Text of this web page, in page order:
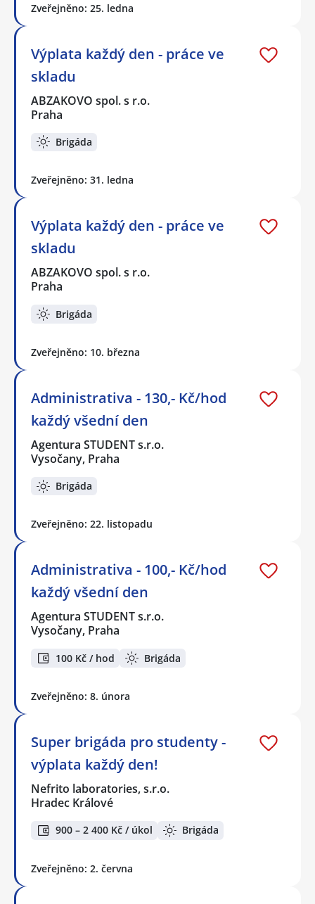
Zveřejněno: 25. ledna
Výplata každý den - práce ve
skladu
ABZAKOVO spol. s r.o.
Praha
Brigáda
Zveřejněno: 31. ledna
Výplata každý den - práce ve
skladu
ABZAKOVO spol. s r.o.
Praha
Brigáda
Zveřejněno: 10. března
Administrativa - 130,- Kč/hod
každý všední den
Agentura STUDENT s.r.o.
Vysočany, Praha
Brigáda
Zveřejněno: 22. listopadu
Administrativa - 100,- Kč/hod
každý všední den
Agentura STUDENT s.r.o.
Vysočany, Praha
100 Kč / hod Brigáda
Zveřejněno: 8. února
Super brigáda pro studenty -
výplata každý den!
Nefrito laboratories, s.r.o.
Hradec Králové
900 – 2 400 Kč / úkol Brigáda
Zveřejněno: 2. června